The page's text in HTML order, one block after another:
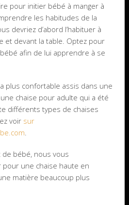
pour initier bébé à manger à
les habitudes de la
devriez d’abord l’habituer à
et devant la table. Optez pour
afin de lui apprendre à se
plus confortable assis dans une
chaise pour adulte qui a été
différents types de chaises
voir sur
.
bébé, nous vous
pour une chaise haute en
matière beaucoup plus